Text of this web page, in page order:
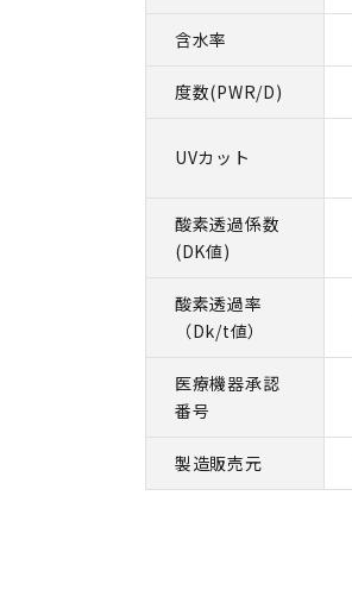
含水率
度数(PWR/D)
UVカット
酸素透過係数
(DK値)
酸素透過率
（Dk/t値）
医療機器承認
番号
製造販売元